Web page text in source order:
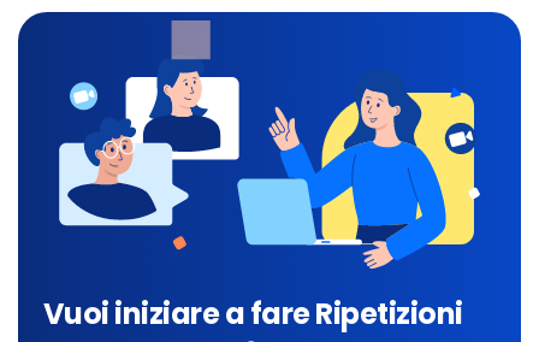
Vuoi iniziare a fare Ripetizioni